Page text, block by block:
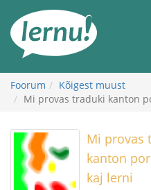
juurde
Foorum
Kõigest muust
Mi provas traduki kanton
Mi provas
kanton
kaj lerni